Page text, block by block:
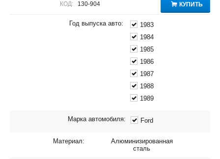
КОД: 130-904 КУПИТЬ
Год выпуска авто:
1983
1984
1985
1986
1987
1988
1989
Марка автомобиля: Ford
Материал:
Алюминизированная
сталь